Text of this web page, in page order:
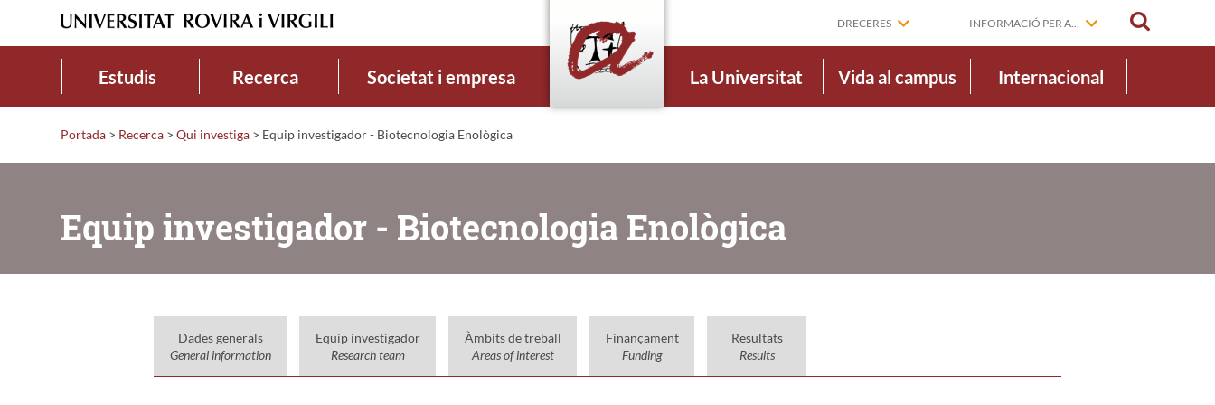
DRECERES INFORMACIÓ PER A...
Estudis Recerca Societat i empresa La Universitat Vida al campus Internacional
Portada > Recerca > Qui investiga > Equip investigador - Biotecnologia Enològica
Equip investigador - Biotecnologia Enològica
Dades generals
General information
Equip investigador
Research team
Àmbits de treball
Areas of interest
Finançament
Funding
Resultats
Results